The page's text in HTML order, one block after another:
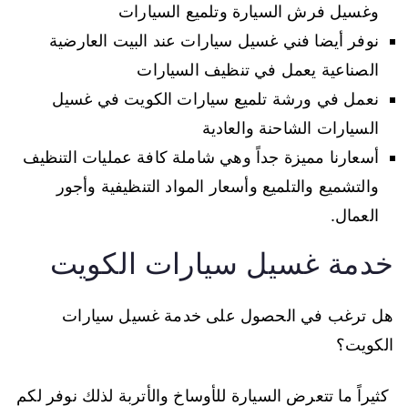
وغسيل فرش السيارة وتلميع السيارات
نوفر أيضا فني غسيل سيارات عند البيت العارضية
الصناعية يعمل في تنظيف السيارات
نعمل في ورشة تلميع سيارات الكويت في غسيل
السيارات الشاحنة والعادية
أسعارنا مميزة جداً وهي شاملة كافة عمليات التنظيف
والتشميع والتلميع وأسعار المواد التنظيفية وأجور
العمال.
خدمة غسيل سيارات الكويت
هل ترغب في الحصول على خدمة غسيل سيارات
الكويت؟
كثيراً ما تتعرض السيارة للأوساخ والأتربة لذلك نوفر لكم